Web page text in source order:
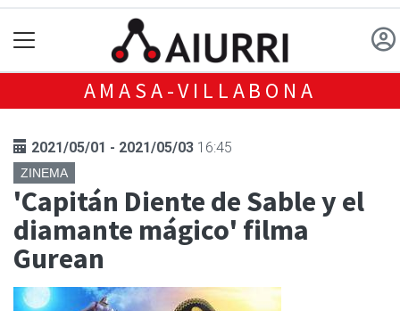
AMASA-VILLABONA
2021/05/01 - 2021/05/03 16:45
ZINEMA
'Capitán Diente de Sable y el
diamante mágico' filma
Gurean